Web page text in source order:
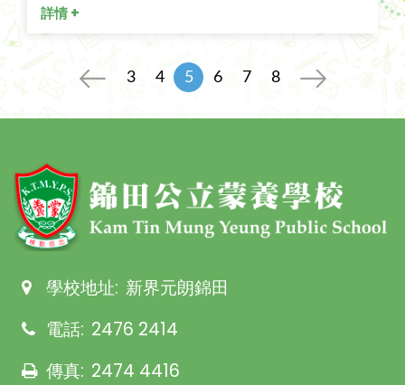
詳情 +
3 4 5 6 7 8
學校地址: 新界元朗錦田
電話: 2476 2414
傳真: 2474 4416